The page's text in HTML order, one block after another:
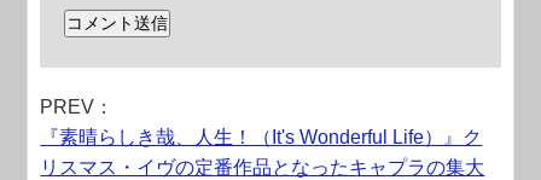
PREV：
『素晴らしき哉、人生！（It's Wonderful Life）』ク
リスマス・イヴの定番作品となったキャプラの集大